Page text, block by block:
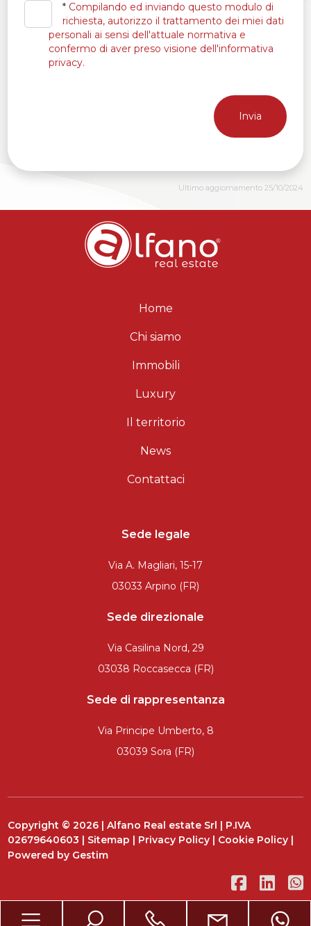
* Compilando ed inviando questo modulo di
richiesta, autorizzo il trattamento dei miei dati
personali ai sensi dell'attuale normativa e
confermo di aver preso visione dell'informativa
privacy.
Invia
Ultimo aggiornamento 25/10/2024
Home
Chi siamo
Immobili
Luxury
Il territorio
News
Contattaci
Sede legale
Via A. Magliari, 15-17
03033 Arpino (FR)
Sede direzionale
Via Casilina Nord, 29
03038 Roccasecca (FR)
Sede di rappresentanza
Via Principe Umberto, 8
03039 Sora (FR)
Copyright © 2026 | Alfano Real estate Srl | P.IVA
02679640603 | Sitemap | Privacy Policy | Cookie Policy |
Powered by Gestim